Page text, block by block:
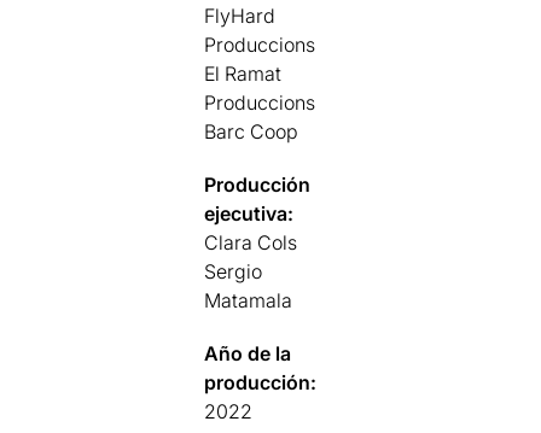
FlyHard
Produccions
El Ramat
Produccions
Barc Coop
Producción
ejecutiva:
Clara Cols
Sergio
Matamala
Año de la
producción:
2022